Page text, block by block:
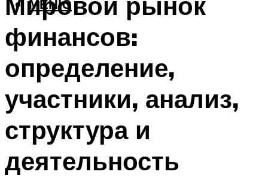
МЕНЮ
финансов:
определение,
участники, анализ,
структура и
деятельность